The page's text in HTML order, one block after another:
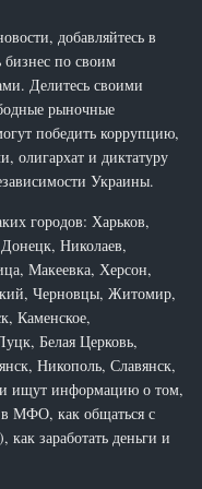
добавляйтесь в
бизнес по своим
Делитесь своими
рыночные
победить коррупцию,
олигархат и диктатуру
Украины.
городов: Харьков,
Николаев,
Макеевка, Херсон,
Черновцы, Житомир,
Каменское,
Белая Церковь,
Никополь, Славянск,
ищут информацию о том,
в МФО, как общаться с
заработать деньги и